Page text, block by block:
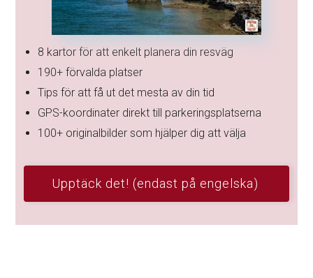
8 kartor för att enkelt planera din resväg
190+ förvalda platser
Tips för att få ut det mesta av din tid
GPS-koordinater direkt till parkeringsplatserna
100+ originalbilder som hjälper dig att välja
Upptäck det! (endast på engelska)